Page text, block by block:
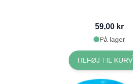
59,00 kr
På lager
TILFØJ TIL KURV